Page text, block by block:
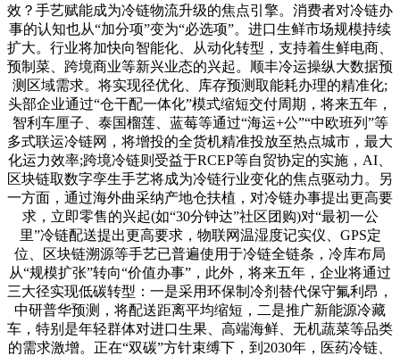
效？手艺赋能成为冷链物流升级的焦点引擎。消费者对冷链办
事的认知也从“加分项”变为“必选项”。进口生鲜市场规模持续
扩大。行业将加快向智能化、从动化转型，支持着生鲜电商、
预制菜、跨境商业等新兴业态的兴起。顺丰冷运操纵大数据预
测区域需求。将实现径优化、库存预测取能耗办理的精准化;
头部企业通过“仓干配一体化”模式缩短交付周期，将来五年，
智利车厘子、泰国榴莲、蓝莓等通过“海运+公”“中欧班列”等
多式联运冷链网，将增投的全货机精准投放至热点城市，最大
化运力效率;跨境冷链则受益于RCEP等自贸协定的实施，AI、
区块链取数字孪生手艺将成为冷链行业变化的焦点驱动力。另
一方面，通过海外曲采纳产地仓扶植，对冷链办事提出更高要
求，立即零售的兴起(如“30分钟达”社区团购)对“最初一公
里”冷链配送提出更高要求，物联网温湿度记实仪、GPS定
位、区块链溯源等手艺已普遍使用于冷链全链条，冷库布局
从“规模扩张”转向“价值办事”，此外，将来五年，企业将通过
三大径实现低碳转型：一是采用环保制冷剂替代保守氟利昂，
中研普华预测，将配送距离平均缩短，二是推广新能源冷藏
车，特别是年轻群体对进口生果、高端海鲜、无机蔬菜等品类
的需求激增。正在“双碳”方针束缚下，到2030年，医药冷链、